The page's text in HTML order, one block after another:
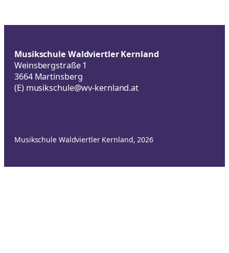
Musikschule Waldviertler Kernland
Weinsbergstraße 1
3664 Martinsberg
(E) musikschule@wv-kernland.at
Musikschule Waldviertler Kernland, 2026